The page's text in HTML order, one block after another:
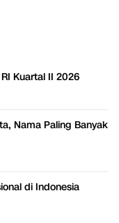
Kuartal II 2026
Nama Paling Banyak
di Indonesia